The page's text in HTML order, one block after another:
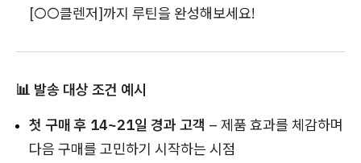
[○○클렌저]까지 루틴을 완성해보세요!
📊 발송 대상 조건 예시
첫 구매 후 14~21일 경과 고객 – 제품 효과를 체감하며
다음 구매를 고민하기 시작하는 시점